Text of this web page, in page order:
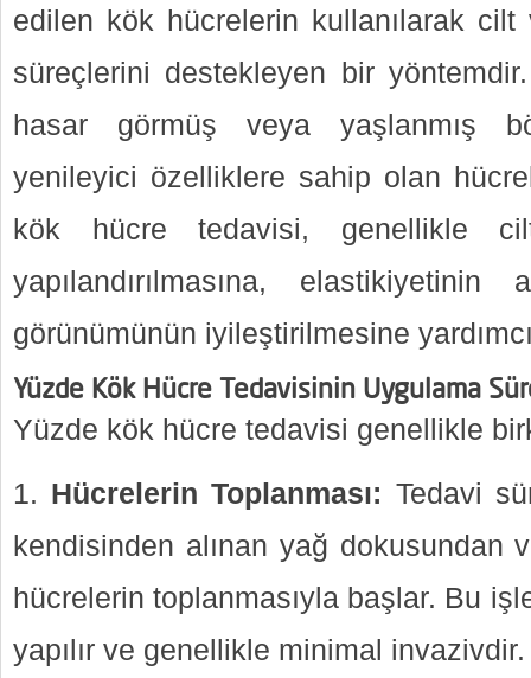
edilen kök hücrelerin kullanılarak
süreçlerini destekleyen bir
hasar görmüş veya yaşlanmış
yenileyici özelliklere sahip olan
kök hücre tedavisi, genellikle
yapılandırılmasına, elastikiyetinin
görünümünün iyileştirilmesine
Yüzde Kök Hücre Tedavisinin Uygulama
Yüzde kök hücre tedavisi genellikle
Hücrelerin Toplanması: Tedavi
kendisinden alınan yağ dokusundan
hücrelerin toplanmasıyla başlar. Bu
yapılır ve genellikle minimal invazivdir.